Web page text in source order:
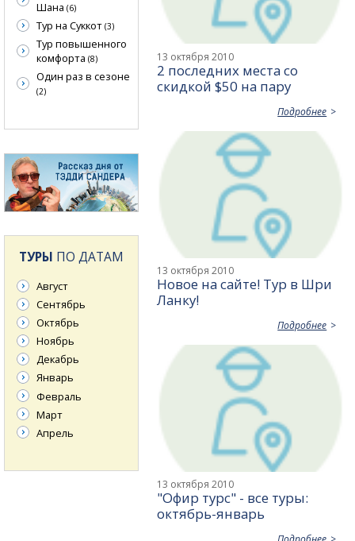
13 октября 2010
2 последних места со
скидкой $50 на пару
Подробнее
13 октября 2010
Новое на сайте! Тур в Шри
Ланку!
Подробнее
13 октября 2010
"Офир турс" - все туры:
октябрь-январь
Шана (6)
Тур на Суккот (3)
Тур повышенного
комфорта (8)
Один раз в сезоне
(2)
ТУРЫ ПО ДАТАМ
Август
Сентябрь
Октябрь
Ноябрь
Декабрь
Январь
Февраль
Март
Апрель